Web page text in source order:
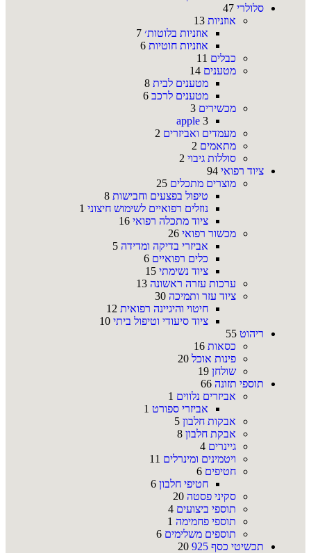
סלולרי 47
אוזניות 13
אוזניות בלוטות׳ 7
אוזניות חוטיות 6
כבלים 11
מטענים 14
מטענים לבית 8
מטענים לרכב 6
מכשירים 3
apple 3
מעמדים ואביזרים 2
מתאמים 2
סוללות גיבוי 2
ציוד רפואי 94
מוצרים מתכלים 25
טיפול בפצעים וחבישות 8
נוזלים רפואיים לשימוש חיצוני 1
ציוד מתכלה רפואי 16
מכשור רפואי 26
אביזרי בדיקה ומדידה 5
כלים רפואיים 6
ציוד נשימתי 15
ערכות עזרה ראשונה 13
ציוד עזר ותמיכה 30
חיטוי והיגיינה רפואית 12
ציוד סיעודי וטיפול ביתי 10
ריהוט 55
כסאות 16
פינות אוכל 20
שולחן 19
תוספי תזונה 66
אביזרים נלווים 1
אביזרי ספורט 1
אבקות חלבון 5
אבקת חלבון 8
גיינרים 4
ויטמינים ומינרלים 11
חטיפים 6
חטיפי חלבון 6
סקיני פסטה 20
תוספי ביצועים 4
תוספי פחמימה 1
תוספים משלימים 6
תכשיטי כסף 925
20